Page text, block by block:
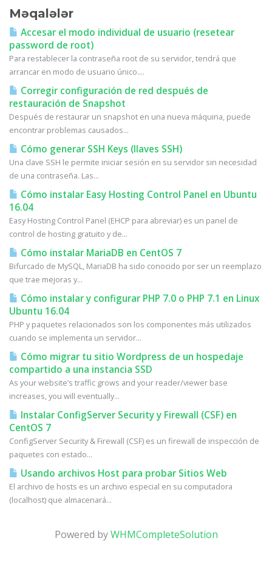
Məqalələr
Accesar el modo individual de usuario (resetear
password de root)
Para restablecer la contraseña root de su servidor, tendrá que
arrancar en modo de usuario único....
Corregir configuración de red después de
restauración de Snapshot
Después de restaurar un snapshot en una nueva máquina, puede
encontrar problemas causados...
Cómo generar SSH Keys (llaves SSH)
Una clave SSH le permite iniciar sesión en su servidor sin necesidad
de una contraseña. Las...
Cómo instalar Easy Hosting Control Panel en Ubuntu
16.04
Easy Hosting Control Panel (EHCP para abreviar) es un panel de
control de hosting gratuito y de...
Cómo instalar MariaDB en CentOS 7
Bifurcado de MySQL, MariaDB ha sido conocido por ser un reemplazo
que trae mejoras y...
Cómo instalar y configurar PHP 7.0 o PHP 7.1 en Linux
Ubuntu 16.04
PHP y paquetes relacionados son los componentes más utilizados
cuando se implementa un servidor...
Cómo migrar tu sitio Wordpress de un hospedaje
compartido a una instancia SSD
As your website’s traffic grows and your reader/viewer base
increases, you will eventually...
Instalar ConfigServer Security y Firewall (CSF) en
CentOS 7
ConfigServer Security & Firewall (CSF) es un firewall de inspección de
paquetes con estado...
Usando archivos Host para probar Sitios Web
El archivo de hosts es un archivo especial en su computadora
(localhost) que almacenará...
Powered byWHMCompleteSolution